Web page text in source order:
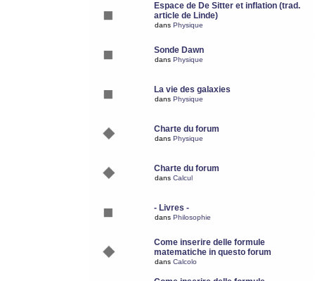
Espace de De Sitter et inflation (trad.
article de Linde)
dans Physique
Sonde Dawn
dans Physique
La vie des galaxies
dans Physique
Charte du forum
dans Physique
Charte du forum
dans Calcul
- Livres -
dans Philosophie
Come inserire delle formule
matematiche in questo forum
dans Calcolo